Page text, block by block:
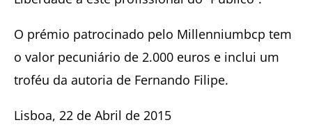
O prémio patrocinado pelo Millenniumbcp tem
o valor pecuniário de 2.000 euros e inclui um
troféu da autoria de Fernando Filipe.
Lisboa, 22 de Abril de 2015